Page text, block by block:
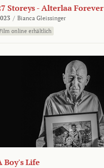
Storeys - Alterlaa Forever
/ Bianca Gleissinger
online erhältlich
Boy's Life